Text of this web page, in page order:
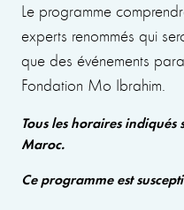
Le programme
experts renommés qui
que des événements
Fondation Mo Ibrahim.
Tous les horaires indiqués
Maroc.
Ce programme est